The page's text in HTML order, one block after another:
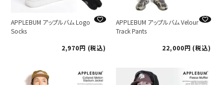
APPLEBUM アップルバム Logo
Socks
2,970
税込
APPLEBUM アップルバム Velour
Track Pants
22,000
税込